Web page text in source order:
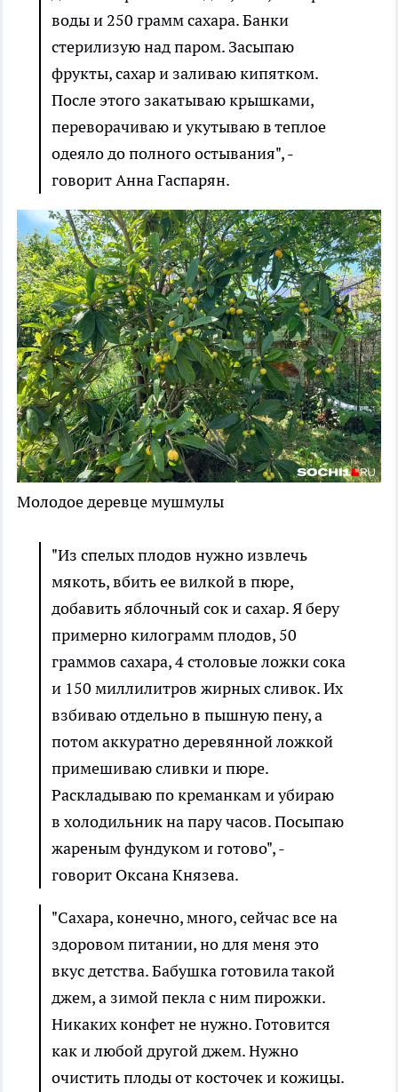
воды и 250 грамм сахара. Банки
стерилизую над паром. Засыпаю
фрукты, сахар и заливаю кипятком.
После этого закатываю крышками,
переворачиваю и укутываю в теплое
одеяло до полного остывания", -
говорит Анна Гаспарян.
Молодое деревце мушмулы
"Из спелых плодов нужно извлечь
мякоть, вбить ее вилкой в пюре,
добавить яблочный сок и сахар. Я беру
примерно килограмм плодов, 50
граммов сахара, 4 столовые ложки сока
и 150 миллилитров жирных сливок. Их
взбиваю отдельно в пышную пену, а
потом аккуратно деревянной ложкой
примешиваю сливки и пюре.
Раскладываю по креманкам и убираю
в холодильник на пару часов. Посыпаю
жареным фундуком и готово", -
говорит Оксана Князева.
"Сахара, конечно, много, сейчас все на
здоровом питании, но для меня это
вкус детства. Бабушка готовила такой
джем, а зимой пекла с ним пирожки.
Никаких конфет не нужно. Готовится
как и любой другой джем. Нужно
очистить плоды от косточек и кожицы.